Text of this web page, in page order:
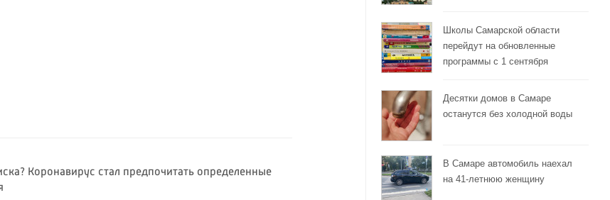
Коронавирус стал предпочитать определенные
Школы Самарской области
перейдут на обновленные
программы с 1 сентября
Десятки домов в Самаре
останутся без холодной воды
В Самаре автомобиль наехал
на 41-летнюю женщину